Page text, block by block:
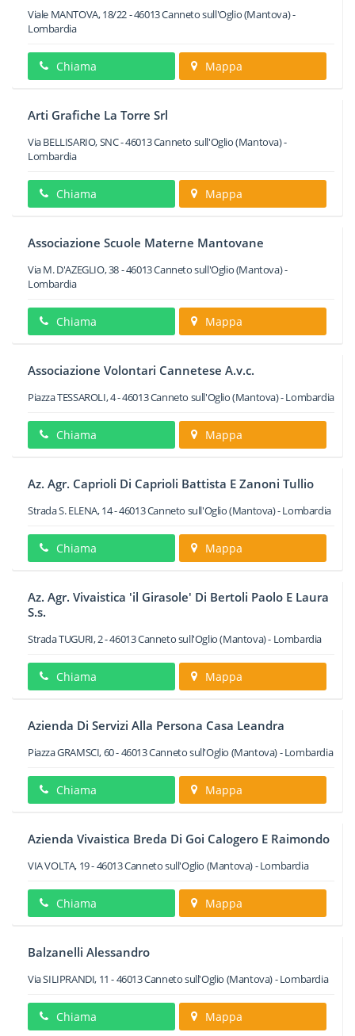
Viale MANTOVA, 18/22-46013Canneto sull'Oglio(Mantova) -
Lombardia
Chiama Mappa
Arti Grafiche La Torre Srl
Via BELLISARIO, SNC-46013Canneto sull'Oglio(Mantova) -
Lombardia
Chiama Mappa
Associazione Scuole Materne Mantovane
Via M. D'AZEGLIO, 38-46013Canneto sull'Oglio(Mantova) -
Lombardia
Chiama Mappa
Associazione Volontari Cannetese A.v.c.
Piazza TESSAROLI, 4-46013Canneto sull'Oglio(Mantova) -Lombardia
Chiama Mappa
Az. Agr. Caprioli Di Caprioli Battista E Zanoni Tullio
Strada S. ELENA, 14-46013Canneto sull'Oglio(Mantova) -Lombardia
Chiama Mappa
Az. Agr. Vivaistica 'il Girasole' Di Bertoli Paolo E Laura
S.s.
Strada TUGURI, 2-46013Canneto sull'Oglio(Mantova) - Lombardia
Chiama Mappa
Azienda Di Servizi Alla Persona Casa Leandra
Piazza GRAMSCI, 60-46013Canneto sull'Oglio (Mantova) -Lombardia
Chiama Mappa
Azienda Vivaistica Breda Di Goi Calogero E Raimondo
VIA VOLTA, 19-46013Canneto sull'Oglio (Mantova) -Lombardia
Chiama Mappa
Balzanelli Alessandro
Via SILIPRANDI, 11 -46013Canneto sull'Oglio (Mantova) -Lombardia
Chiama Mappa